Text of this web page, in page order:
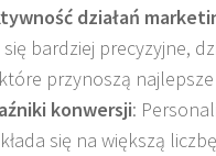
działań
bardziej precyzyjne,
przynoszą
konwersji:
się na większą